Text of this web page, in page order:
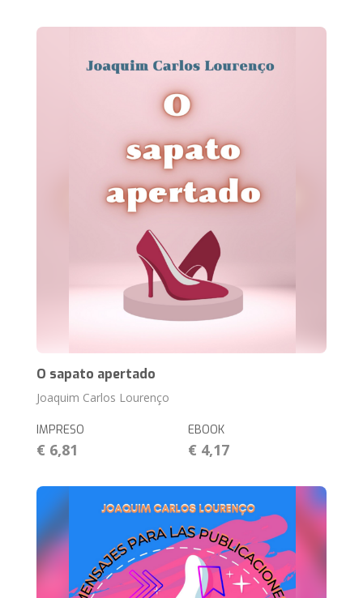
O sapato apertado
Joaquim Carlos Lourenço
IMPRESO
€ 6,81
EBOOK
€ 4,17